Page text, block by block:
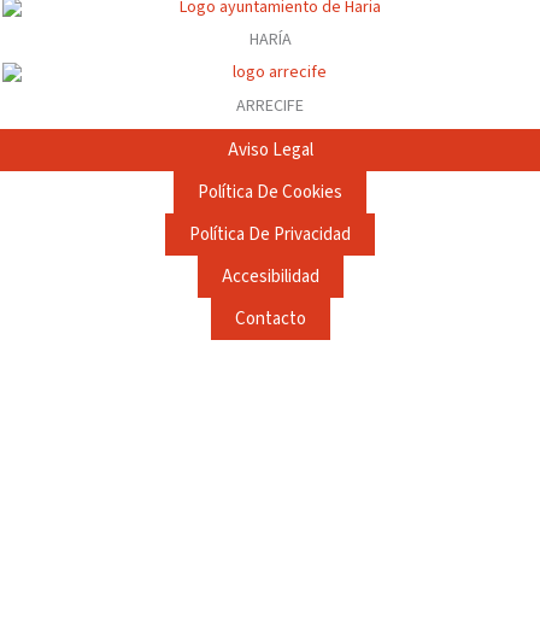
HARÍA
ARRECIFE
Aviso Legal
Política De Cookies
Política De Privacidad
Accesibilidad
Contacto